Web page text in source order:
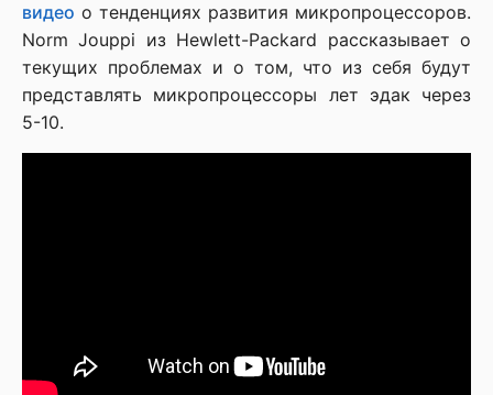
видео о тенденциях развития микропроцессоров.
Norm Jouppi из Hewlett-Packard рассказывает о
текущих проблемах и о том, что из себя будут
представлять микропроцессоры лет эдак через
5-10.